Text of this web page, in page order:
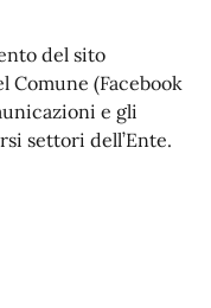
del sito
Comune (Facebook
e gli
settori dell’Ente.